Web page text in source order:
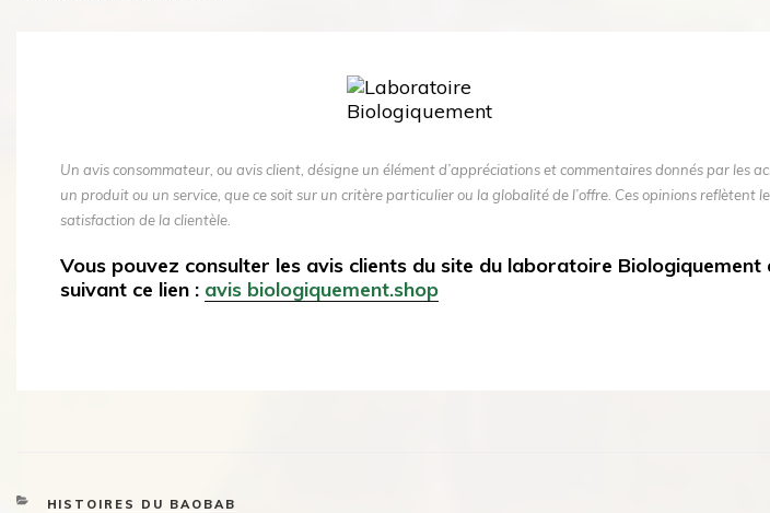
Un avis consommateur, ou avis client, désigne un élément d’appréciations et commentaires donnés par les
un produit ou un service, que ce soit sur un critère particulier ou la globalité de l’offre. Ces opinions reflètent
satisfaction de la clientèle.
Vous pouvez consulter les avis clients du site du laboratoire Biologiquement
suivant ce lien : avis biologiquement.shop
CATEGORIES
HISTOIRES DU BAOBAB